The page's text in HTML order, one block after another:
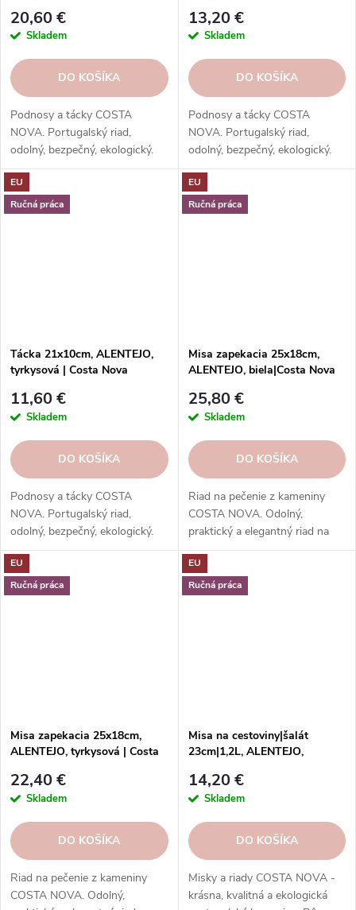
20,60 €
Skladem
DO KOŠÍKA
Podnosy a tácky COSTA
NOVA. Portugalský riad,
odolný, bezpečný, ekologický.
Na servírovanie jedál, nápojov,
dezertov.
13,20 €
Skladem
DO KOŠÍKA
Podnosy a tácky COSTA
NOVA. Portugalský riad,
odolný, bezpečný, ekologický.
Na servírovanie jedál, nápojov,
dezertov.
EU
Ručná práca
Tácka 21x10cm, ALENTEJO,
tyrkysová | Costa Nova
11,60 €
Skladem
DO KOŠÍKA
Podnosy a tácky COSTA
NOVA. Portugalský riad,
odolný, bezpečný, ekologický.
Na servírovanie jedál, nápojov,
dezertov.
EU
Ručná práca
Misa zapekacia 25x18cm,
ALENTEJO, biela|Costa Nova
25,80 €
Skladem
DO KOŠÍKA
Riad na pečenie z kameniny
COSTA NOVA. Odolný,
praktický a elegantný riad na
pečenie sladkých a slaných
jedál.
EU
Ručná práca
Misa zapekacia 25x18cm,
ALENTEJO, tyrkysová | Costa
22,40 €
Skladem
DO KOŠÍKA
Riad na pečenie z kameniny
COSTA NOVA. Odolný,
EU
Ručná práca
Misa na cestoviny|šalát
23cm|1,2L, ALENTEJO,
14,20 €
Skladem
DO KOŠÍKA
Misky a riady COSTA NOVA -
krásna, kvalitná a ekologická